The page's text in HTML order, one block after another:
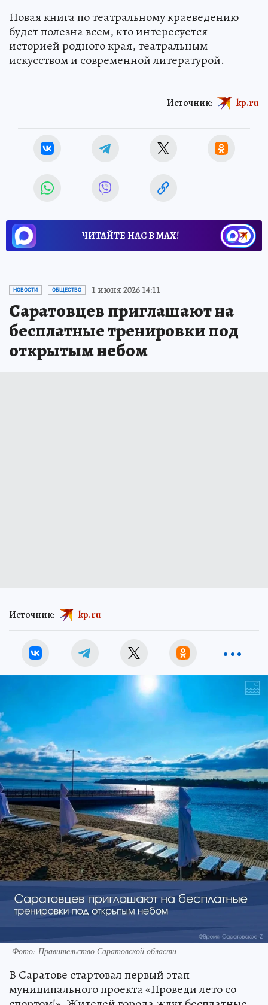
Новая книга по театральному краеведению
будет полезна всем, кто интересуется
историей родного края, театральным
искусством и современной литературой.
Источник: kp.ru
ЧИТАЙТЕ НАС В МАХ!
НОВОСТИ ОБЩЕСТВО 1 июня 2026 14:11
Саратовцев приглашают на
бесплатные тренировки под
открытым небом
Источник: kp.ru
Фото: Правительство Саратовской области
В Саратове стартовал первый этап
муниципального проекта «Проведи лето со